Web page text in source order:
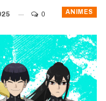
ANIMES
0